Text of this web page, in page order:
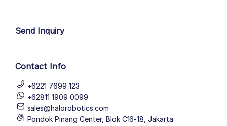
Send Inquiry
Contact Info
+6221 7699 123
+62811 1909 0099
sales@halorobotics.com
Pondok Pinang Center, Blok C16-18, Jakarta